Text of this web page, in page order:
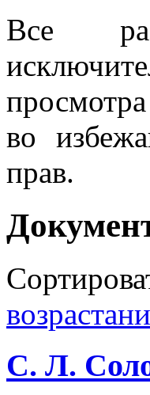
Все
во
прав.
С. Л.